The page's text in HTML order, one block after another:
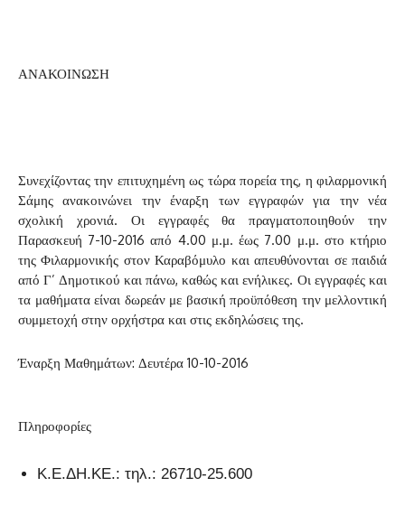
ΑΝΑΚΟΙΝΩΣΗ
Συνεχίζοντας την επιτυχημένη ως τώρα πορεία της, η φιλαρμονική
Σάμης ανακοινώνει την έναρξη των εγγραφών για την νέα
σχολική χρονιά. Οι εγγραφές θα πραγματοποιηθούν την
Παρασκευή 7-10-2016 από 4.00 μ.μ. έως 7.00 μ.μ. στο κτήριο
της Φιλαρμονικής στον Καραβόμυλο και απευθύνονται σε παιδιά
από Γ’ Δημοτικού και πάνω, καθώς και ενήλικες. Οι εγγραφές και
τα μαθήματα είναι δωρεάν με βασική προϋπόθεση την μελλοντική
συμμετοχή στην ορχήστρα και στις εκδηλώσεις της.
Έναρξη Μαθημάτων: Δευτέρα 10-10-2016
Πληροφορίες
Κ.Ε.ΔΗ.ΚΕ.: τηλ.: 26710-25.600